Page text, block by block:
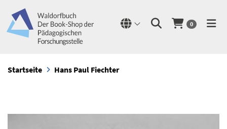
0
Startseite Hans Paul Fiechter